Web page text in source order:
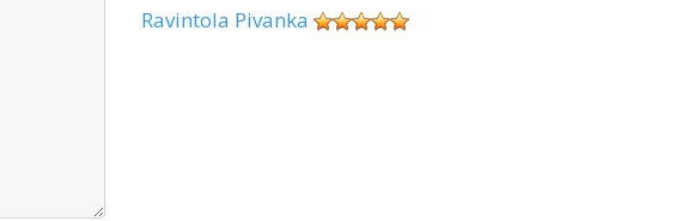
Ravintola Pivanka